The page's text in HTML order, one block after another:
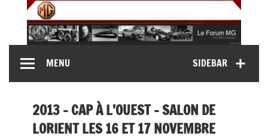
content
MG Contact
MG B, MG F, MG A, Midget…)SIDEBAR
MENU
2013 – CAP À L’OUEST – SALON DE
LORIENT LES 16 ET 17 NOVEMBRE